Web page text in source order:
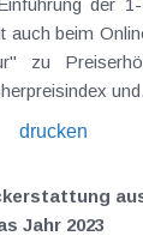
auch beim
zu
drucken
Jahr 2023